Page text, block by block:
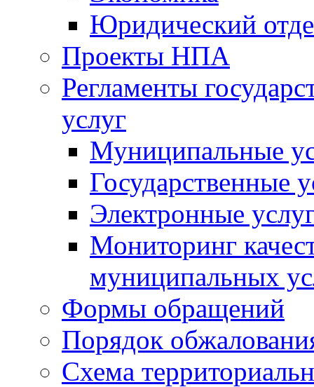
Юридический
Проекты НПА
Регламенты
услуг
Муниципальные
Государственные
Электронные
Мониторинг
муниципальных
Формы обращений
Порядок
Схема